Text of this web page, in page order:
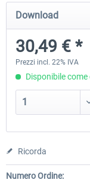
rkApps - FSRealistic
34,16 € *
Download
30,49 € *
Prezzi incl. 22% IVA
Disponibile
Ricorda
Numero Ordine: